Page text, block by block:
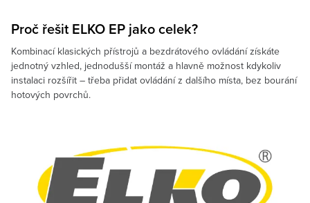
Proč řešit ELKO EP jako celek?
Kombinací klasických přístrojů a bezdrátového ovládání získáte
jednotný vzhled, jednodušší montáž a hlavně možnost kdykoliv
instalaci rozšířit – třeba přidat ovládání z dalšího místa, bez bourání
hotových povrchů.